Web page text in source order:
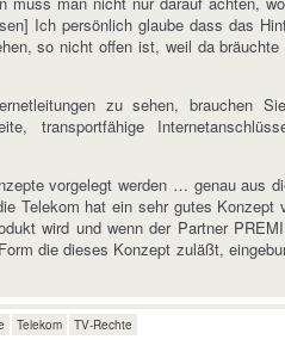
Ich persönlich glaube dass das
so nicht offen ist, weil da bräuchte
zu sehen, brauchen
transportfähige
vorgelegt werden … genau aus
Telekom hat ein sehr gutes Konzept
wird und wenn der Partner
die dieses Konzept zuläßt,
Telekom TV-Rechte